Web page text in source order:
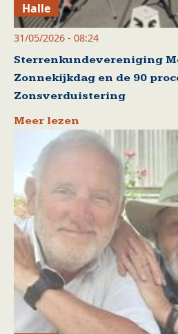
Halle
31/05/2026 - 08:24
Sterrenkundevereniging
Zonnekijkdag en de 90
Zonsverduistering
Meer lezen